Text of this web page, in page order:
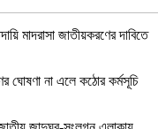
মাদরাসা জাতীয়করণের দাবিতে
ঘোষণা না এলে কঠোর কর্মসূচি